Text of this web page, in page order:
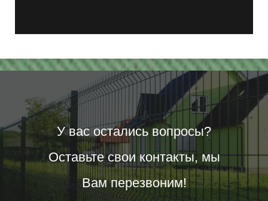
У вас остались вопросы?
Оставьте свои контакты, мы
Вам перезвоним!